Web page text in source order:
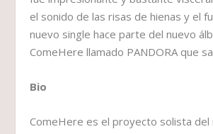
el sonido de las risas de hienas y el
nuevo single hace parte del nuevo
ComeHere llamado PANDORA que
Bio
ComeHere es el proyecto solista del